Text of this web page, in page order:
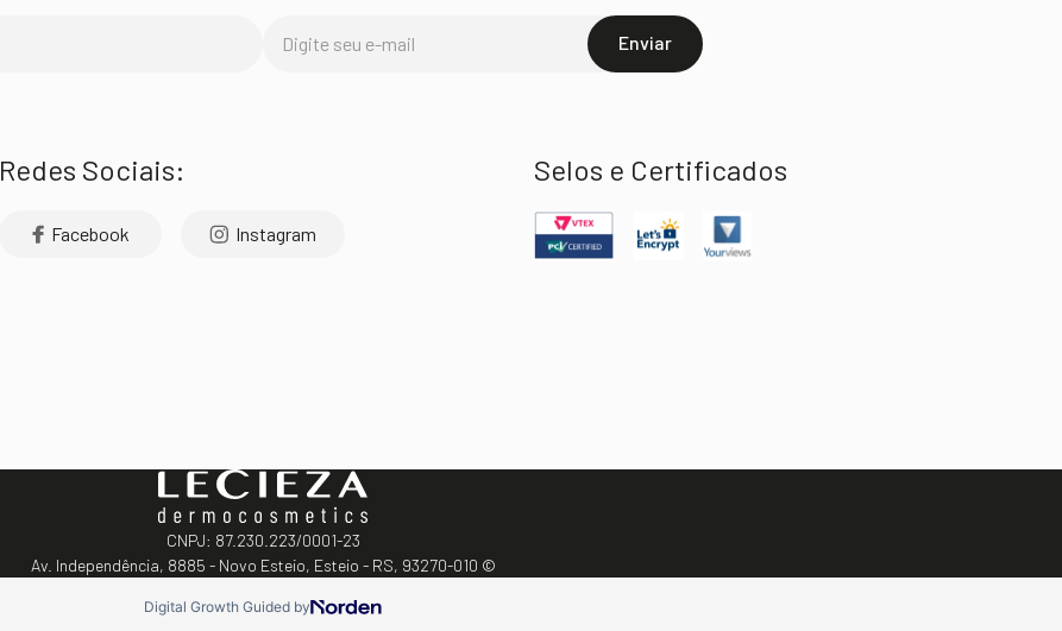
Enviar
Redes Sociais:
Facebook Instagram
Selos e Certificados
CNPJ: 87.230.223/0001-23
Av. Independência, 8885 - Novo Esteio, Esteio - RS, 93270-010 ©
Digital Growth Guided by